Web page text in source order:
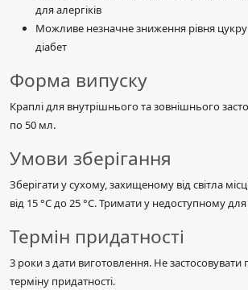
для алергіків
Можливе незначне зниження рівня цукру
діабет
Форма випуску
Краплі для внутрішнього та зовнішнього
по 50 мл.
Умови зберігання
Зберігати у сухому, захищеному від світла
від 15 °C до 25 °C. Тримати у недоступному для
Термін придатності
3 роки з дати виготовлення. Не застосовувати
терміну придатності.